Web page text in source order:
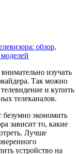
обзор,
изучать
Так можно
и купить
телеканалов.
безумно экономить
зависит то, какие
Лучше
устройство на